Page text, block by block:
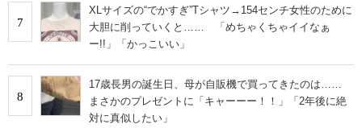
7
XLサイズの“でかすぎ”Tシャツ→154センチ女性のために
大胆に削っていくと…… 「めちゃくちゃイイなぁ
ー!!」「かっこいい」
8
17歳長男の誕生日、母が自販機で買ってきたのは……
まさかのプレゼントに「キャーーー！！」「2年後に絶
対に真似したい」